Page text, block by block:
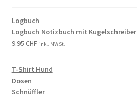
Logbuch
Logbuch Notizbuch mit Kugelschreiber
9.95 CHF inkl. MWSt.
T-Shirt Hund
Dosen
Schnüffler